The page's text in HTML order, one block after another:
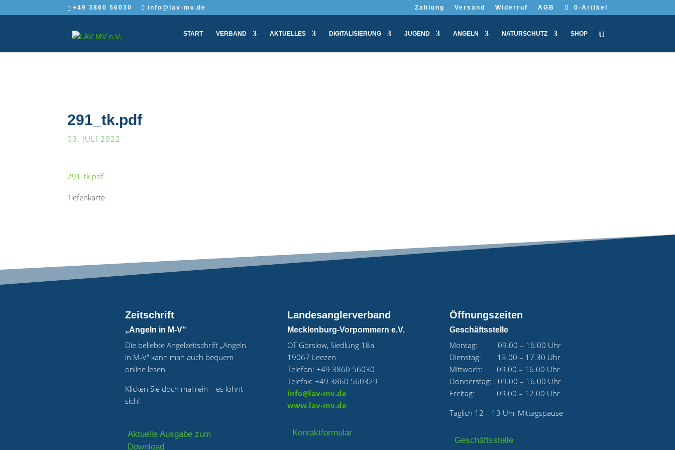
+49 3860 56030 info@lav-mv.de Zahlung Versand Widerruf AGB 0-Artikel
START VERBAND AKTUELLES DIGITALISIERUNG JUGEND ANGELN NATURSCHUTZ SHOP
291_tk.pdf
03. JULI 2022
291_tk.pdf
Tiefenkarte
Zeitschrift
„Angeln in M-V“
Die beliebte Angelzeitschrift „Angeln
in M-V“ kann man auch bequem
online lesen.
Klicken Sie doch mal rein – es lohnt
sich!
Aktuelle Ausgabe zum
Download
Landesanglerverband
Mecklenburg-Vorpommern e.V.
OT Görslow, Siedlung 18a
19067 Leezen
Telefon: +49 3860 56030
Telefax: +49 3860 560329
info@lav-mv.de
www.lav-mv.de
Kontaktformular
Öffnungszeiten
Geschäftsstelle
Montag: 09.00 – 16.00 Uhr
Dienstag: 13.00 – 17.30 Uhr
Mittwoch: 09.00 – 16.00 Uhr
Donnerstag: 09.00 – 16.00 Uhr
Freitag: 09.00 – 12.00 Uhr
Täglich 12 – 13 Uhr Mittagspause
Geschäftsstelle